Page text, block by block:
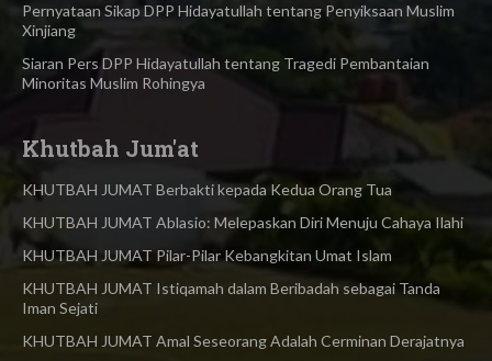
Pernyataan Sikap DPP Hidayatullah tentang Penyiksaan Muslim
Xinjiang
Siaran Pers DPP Hidayatullah​ tentang Tragedi Pembantaian
Minoritas Muslim Rohingya
Khutbah Jum'at
KHUTBAH JUMAT Berbakti kepada Kedua Orang Tua
KHUTBAH JUMAT Ablasio: Melepaskan Diri Menuju Cahaya Ilahi
KHUTBAH JUMAT Pilar-Pilar Kebangkitan Umat Islam
KHUTBAH JUMAT Istiqamah dalam Beribadah sebagai Tanda
Iman Sejati
KHUTBAH JUMAT Amal Seseorang Adalah Cerminan Derajatnya